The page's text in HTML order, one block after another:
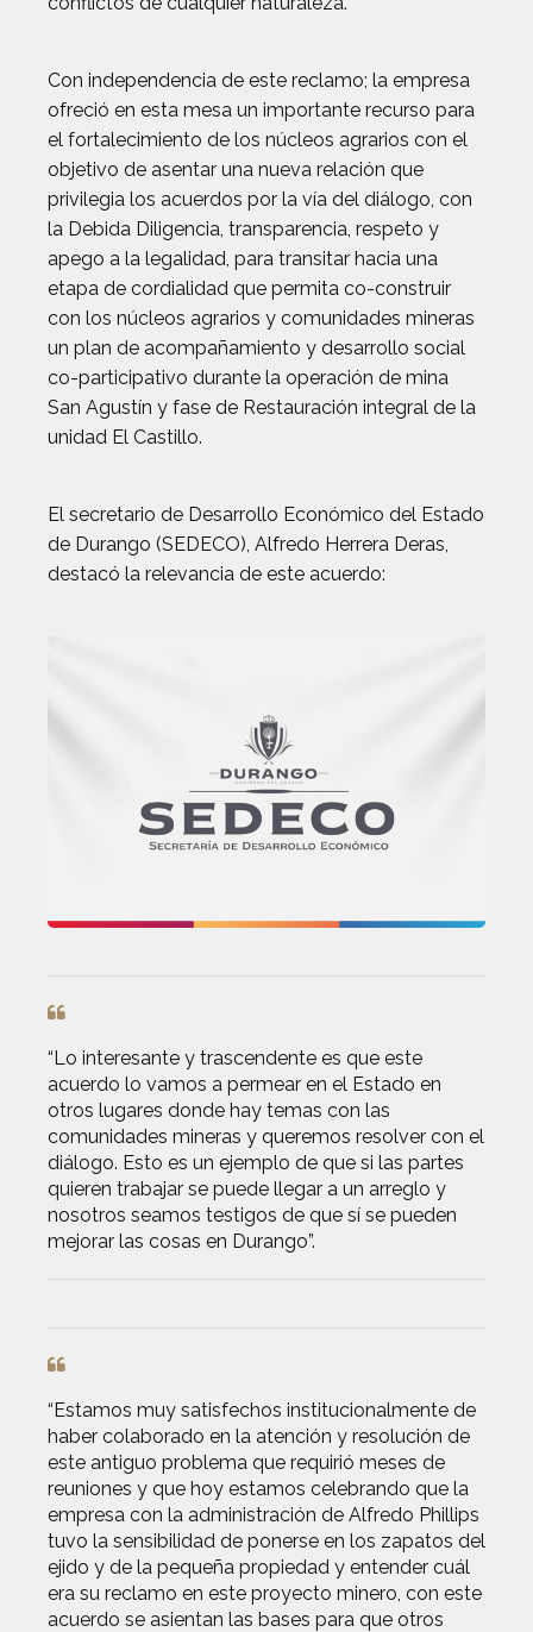
Con independencia de este reclamo; la empresa
ofreció en esta mesa un importante recurso para
el fortalecimiento de los núcleos agrarios con el
objetivo de asentar una nueva relación que
privilegia los acuerdos por la vía del diálogo, con
la Debida Diligencia, transparencia, respeto y
apego a la legalidad, para transitar hacia una
etapa de cordialidad que permita co-construir
con los núcleos agrarios y comunidades mineras
un plan de acompañamiento y desarrollo social
co-participativo durante la operación de mina
San Agustín y fase de Restauración integral de la
unidad El Castillo.
El secretario de Desarrollo Económico del Estado
de Durango (SEDECO), Alfredo Herrera Deras,
destacó la relevancia de este acuerdo:
“Lo interesante y trascendente es que este
acuerdo lo vamos a permear en el Estado en
otros lugares donde hay temas con las
comunidades mineras y queremos resolver con el
diálogo. Esto es un ejemplo de que si las partes
quieren trabajar se puede llegar a un arreglo y
nosotros seamos testigos de que sí se pueden
mejorar las cosas en Durango”.
“Estamos muy satisfechos institucionalmente de
haber colaborado en la atención y resolución de
este antiguo problema que requirió meses de
reuniones y que hoy estamos celebrando que la
empresa con la administración de Alfredo Phillips
tuvo la sensibilidad de ponerse en los zapatos del
ejido y de la pequeña propiedad y entender cuál
era su reclamo en este proyecto minero, con este
acuerdo se asientan las bases para que otros